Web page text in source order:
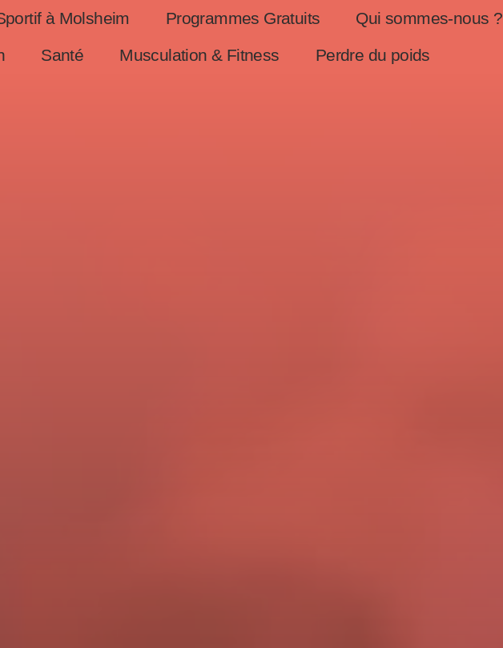
à Molsheim Programmes Gratuits Qui sommes-nous ?
Santé Musculation & Fitness Perdre du poids